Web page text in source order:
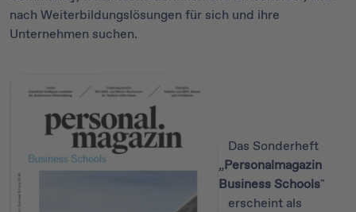
nach Weiterbildungslösungen für sich und ihre
Unternehmen suchen.
Das Sonderheft
„Personalmagazin
Business Schools"
erscheint als